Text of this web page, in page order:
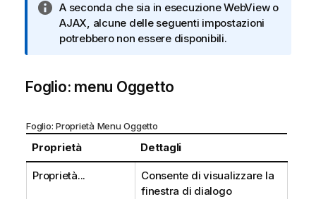
N
o
t
n
r
m
a
t
A seconda che sia in esecuzione WebView o
AJAX, alcune delle seguenti impostazioni
potrebbero non essere disponibili.
Foglio: menu Oggetto
Foglio: Proprietà Menu Oggetto
Proprietà Dettagli
Proprietà...
Consente di visualizzare la
finestra di dialogo